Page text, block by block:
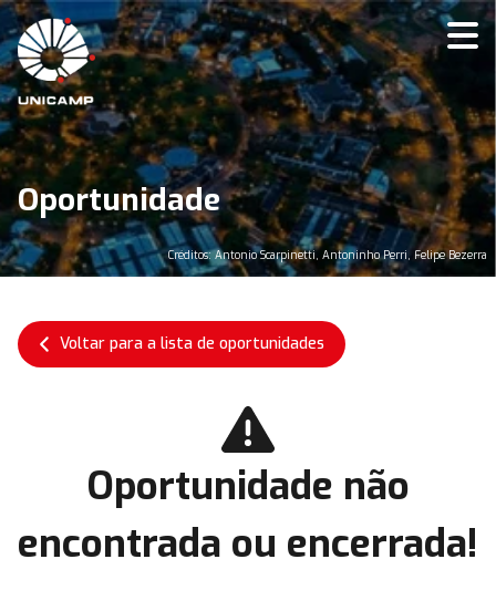
Oportunidade
Créditos: Antonio Scarpinetti, Antoninho Perri, Felipe Bezerra
Voltar para a lista de oportunidades
Oportunidade não
encontrada ou encerrada!